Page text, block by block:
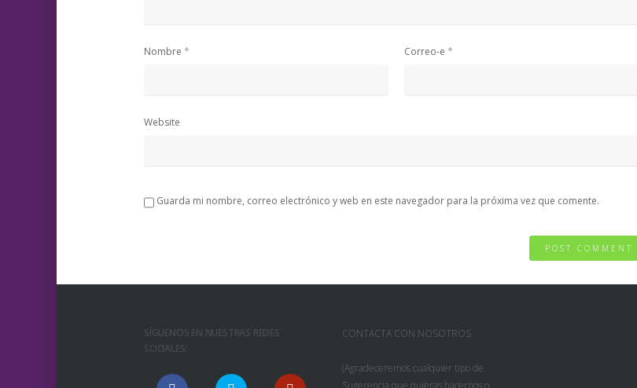
Nombre * Correo-e *
Website
Guarda mi nombre, correo electrónico y web en este navegador para la próxima vez que comente.
SÍGUENOS EN NUESTRAS REDES
SOCIALES:
CONTACTA CON NOSOTROS
(Agradeceremos cualquier tipo de
Sugerencia que quieras hacernos o